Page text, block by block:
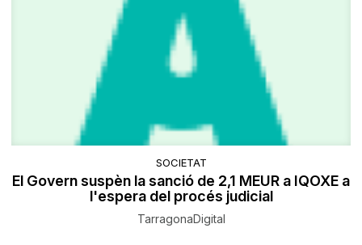
SOCIETAT
El Govern suspèn la sanció de 2,1 MEUR a IQOXE a
l'espera del procés judicial
TarragonaDigital